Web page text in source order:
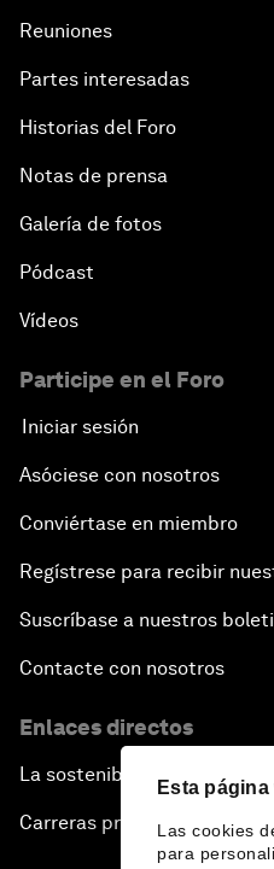
Esta
Las cookies
para
Reuniones
Partes interesadas
Historias del Foro
Notas de prensa
Galería de fotos
Pódcast
Vídeos
Participe en el Foro
Iniciar sesión
Asóciese con nosotros
Conviértase en miembro
Regístrese para recibir
Suscríbase a nuestros
Contacte con nosotros
Enlaces directos
La sostenibilidad en el Foro
Carreras profesionales